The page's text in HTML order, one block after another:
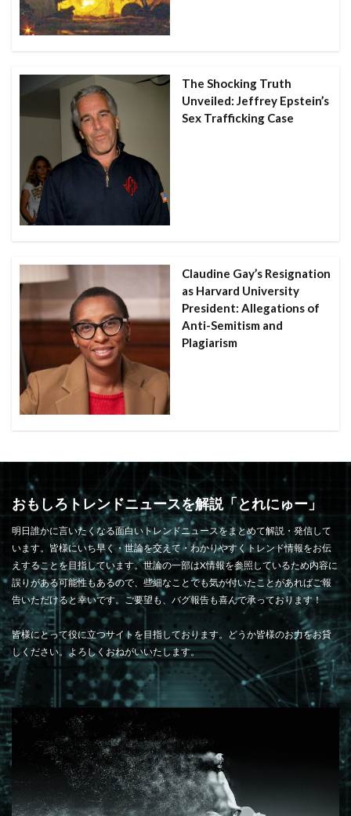
The Shocking Truth
Unveiled: Jeffrey Epstein’s
Sex Trafficking Case
Claudine Gay’s Resignation
as Harvard University
President: Allegations of
Anti-Semitism and
Plagiarism
おもしろトレンドニュースを解説「とれにゅー」
明日誰かに言いたくなる面白いトレンドニュースをまとめて解説・発信して
います。皆様にいち早く・世論を交えて・わかりやすくトレンド情報をお伝
えすることを目指しています。世論の一部はX情報を参照しているため内容に
誤りがある可能性もあるので、些細なことでも気が付いたことがあればご報
告いただけると幸いです。ご要望も、バグ報告も喜んで承っております！
皆様にとって役に立つサイトを目指しております。どうか皆様のお力をお貸
しください。よろしくおねがいいたします。